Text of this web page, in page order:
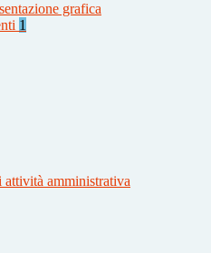
grafica
1
attività amministrativa